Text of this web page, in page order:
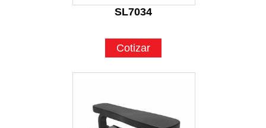
SL7034
Cotizar